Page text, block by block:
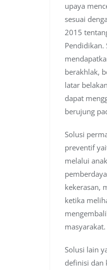
upaya
sesuai
2015
Pendidikan.
berakhlak,
latar
dapat
berujung
Solusi
preventif
melalui
kekerasan,
ketika
masyarakat.
Solusi lain
definisi dan